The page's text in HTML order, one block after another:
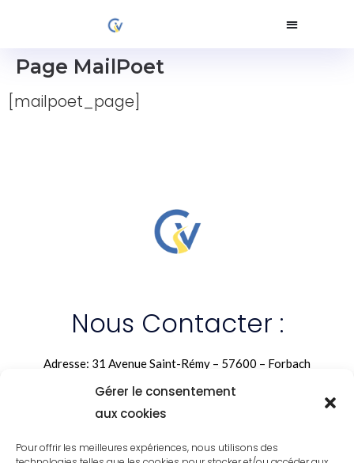
Gérer le consentement
aux cookies
Pour offrir les meilleures expériences, nous utilisons des
Page MailPoet
[mailpoet_page]
Nous Contacter :
Adresse: 31 Avenue Saint-Rémy – 57600 – Forbach
Tél : +336 72 70 35 93
Mail : culturvia@outlook.com